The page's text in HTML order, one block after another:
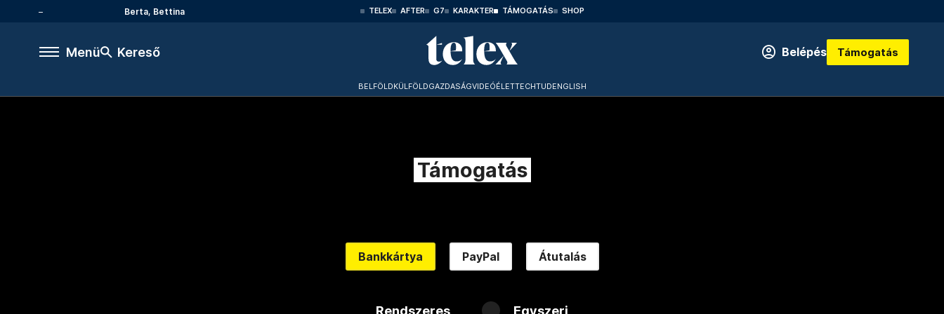
Berta, Bettina TELEX AFTER G7 KARAKTER TÁMOGATÁS SHOP
Menü Kereső Belépés Támogatás
BELFÖLDKÜLFÖLDGAZDASÁGVIDEÓÉLETTECHTUDENGLISH
Támogatás
Bankkártya PayPal Átutalás
Rendszeres Egyszeri